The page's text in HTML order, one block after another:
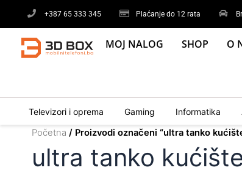
content
+387 65 333 345 Plaćanje do 12 rata
MOJ NALOG SHOP O
Televizori i oprema Gaming Informatika
Početna / Proizvodi označeni “ultra tanko
ultra tanko